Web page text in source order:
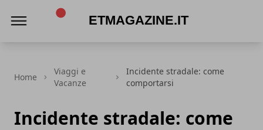
Home
Viaggi e
Vacanze
Incidente stradale: come
comportarsi
Incidente stradale: come